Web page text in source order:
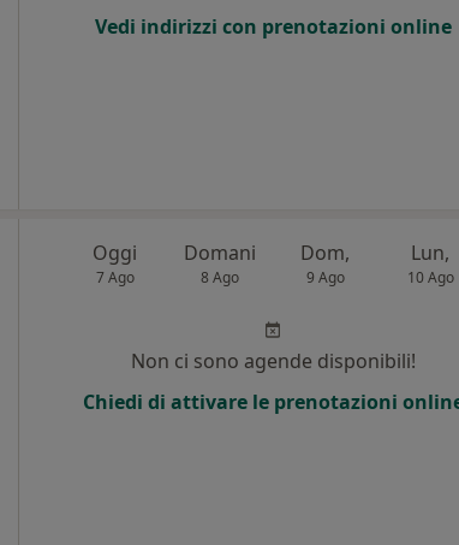
Vedi indirizzi con prenotazioni online
Oggi
7 Ago
Domani
8 Ago
Dom,
9 Ago
Lun,
10 Ago
Non ci sono agende disponibili!
Chiedi di attivare le prenotazioni